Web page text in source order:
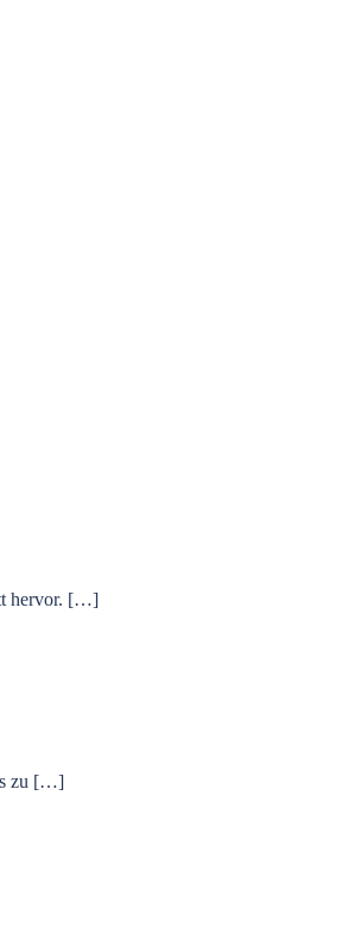
hervor. […]
zu […]